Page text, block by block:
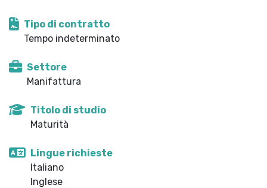
Tipo di contratto
Tempo indeterminato
Settore
Manifattura
Titolo di studio
Maturità
Lingue richieste
Italiano
Inglese